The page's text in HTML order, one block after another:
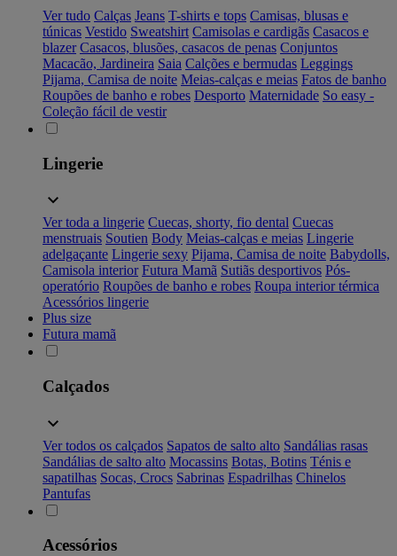
Ver tudo Calças Jeans T-shirts e tops Camisas, blusas e
túnicas Vestido Sweatshirt Camisolas e cardigãs Casacos e
blazer Casacos, blusões, casacos de penas Conjuntos
Macacão, Jardineira Saia Calções e bermudas Leggings
Pijama, Camisa de noite Meias-calças e meias Fatos de banho
Roupões de banho e robes Desporto Maternidade So easy -
Coleção fácil de vestir
Lingerie
Ver toda a lingerie Cuecas, shorty, fio dental Cuecas
menstruais Soutien Body Meias-calças e meias Lingerie
adelgaçante Lingerie sexy Pijama, Camisa de noite Babydolls,
Camisola interior Futura Mamã Sutiãs desportivos Pós-
operatório Roupões de banho e robes Roupa interior térmica
Acessórios lingerie
Plus size
Futura mamã
Calçados
Ver todos os calçados Sapatos de salto alto Sandálias rasas
Sandálias de salto alto Mocassins Botas, Botins Ténis e
sapatilhas Socas, Crocs Sabrinas Espadrilhas Chinelos
Pantufas
Acessórios